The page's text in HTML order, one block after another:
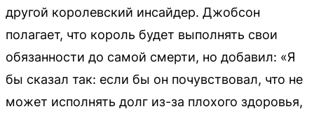
другой королевский инсайдер. Джобсон
полагает, что король будет выполнять свои
обязанности до самой смерти, но добавил: «Я
бы сказал так: если бы он почувствовал, что не
может исполнять долг из-за плохого здоровья,